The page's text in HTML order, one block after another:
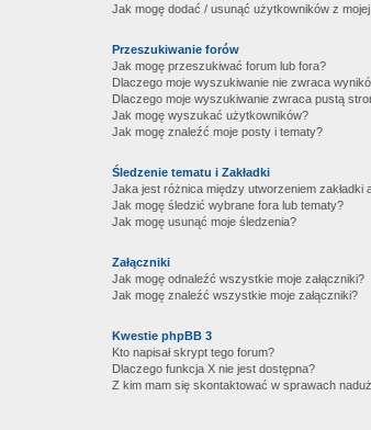
Jak mogę dodać / usunąć użytkowników z
Przeszukiwanie forów
Jak mogę przeszukiwać forum lub fora?
Dlaczego moje wyszukiwanie nie zwraca
Dlaczego moje wyszukiwanie zwraca pustą
Jak mogę wyszukać użytkowników?
Jak mogę znaleźć moje posty i tematy?
Śledzenie tematu i Zakładki
Jaka jest różnica między utworzeniem zakładki
Jak mogę śledzić wybrane fora lub tematy?
Jak mogę usunąć moje śledzenia?
Załączniki
Jak mogę odnaleźć wszystkie moje załączniki?
Jak mogę znaleźć wszystkie moje załączniki?
Kwestie phpBB 3
Kto napisał skrypt tego forum?
Dlaczego funkcja X nie jest dostępna?
Z kim mam się skontaktować w sprawach